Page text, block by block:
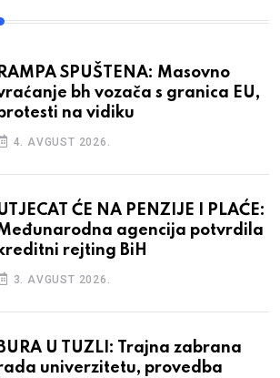
RAMPA SPUŠTENA: Masovno
bh vozača s granica EU,
na vidiku
4. AVGUST 2026.
ĆE NA PENZIJE I PLAĆE:
agencija potvrdila
kreditni rejting BiH
3. AVGUST 2026.
BURA U TUZLI: Trajna zabrana
univerzitetu, provedba